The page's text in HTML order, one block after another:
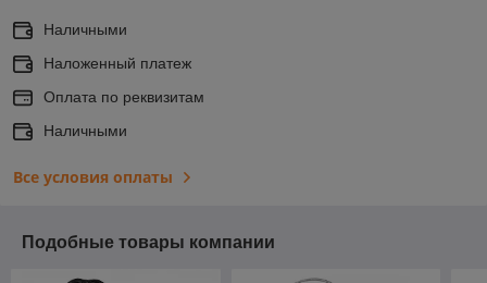
Наличными
Наложенный платеж
Оплата по реквизитам
Наличными
Все условия оплаты
Подобные товары компании